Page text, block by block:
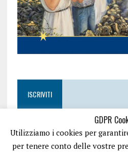
ISCRIVITI
GDPR
Utilizziamo i cookies per
per tenere conto delle vostre